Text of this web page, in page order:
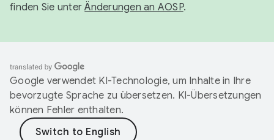
finden Sie unterÄnderungen an AOSP.
Google verwendet KI-Technologie, um Inhalte in Ihre
bevorzugte Sprache zu übersetzen. KI-Übersetzungen
können Fehler enthalten.